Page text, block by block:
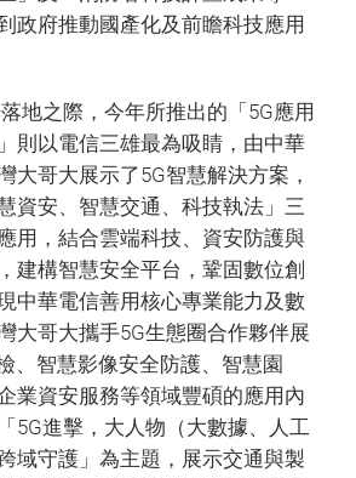
政府推動國產化及前瞻科技應用
地之際，今年所推出的「5G應用
則以電信三雄最為吸睛，由中華
大哥大展示了5G智慧解決方案，
資安、智慧交通、科技執法」三
用，結合雲端科技、資安防護與
建構智慧安全平台，鞏固數位創
中華電信善用核心專業能力及數
大哥大攜手5G生態圈合作夥伴展
、智慧影像安全防護、智慧園
業資安服務等領域豐碩的應用內
5G進擊，大人物（大數據、人工
域守護」為主題，展示交通與製